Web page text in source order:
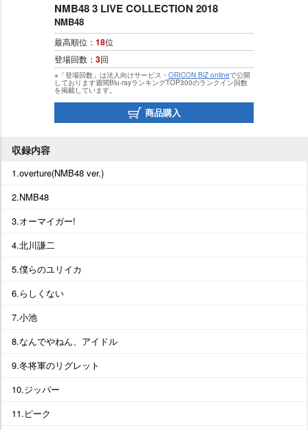
NMB48 3 LIVE COLLECTION 2018
NMB48
最高順位： 18位
登場回数： 3回
※「登場回数」は法人向けサービス・ ORICON BiZ onlineで公開
しております週間Blu-rayランキングTOP300のランクイン回数
を掲載しています。
商品購入
収録内容
1.overture(NMB48 ver.)
2.NMB48
3.オーマイガー!
4.北川謙二
5.僕らのユリイカ
6.らしくない
7.小池
8.なんでやねん、アイドル
9.冬将軍のリグレット
10.ジッパー
11.ピーク